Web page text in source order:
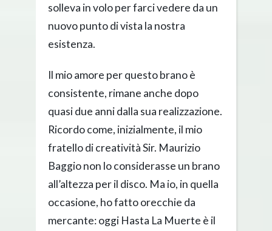
solleva in volo per farci vedere da un
nuovo punto di vista la nostra
esistenza.
Il mio amore per questo brano è
consistente, rimane anche dopo
quasi due anni dalla sua realizzazione.
Ricordo come, inizialmente, il mio
fratello di creatività Sir. Maurizio
Baggio non lo considerasse un brano
all’altezza per il disco. Ma io, in quella
occasione, ho fatto orecchie da
mercante: oggi Hasta La Muerte è il